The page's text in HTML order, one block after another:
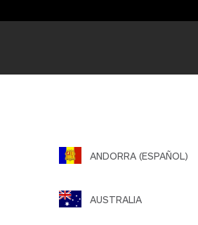
ANDORRA (ESPAÑOL)
AUSTRALIA